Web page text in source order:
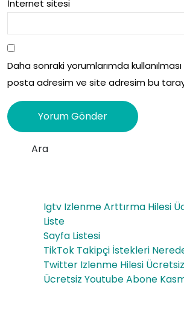
İnternet sitesi
Daha sonraki yorumlarımda
posta adresim ve site adresim bu
Ara
Igtv Izlenme Arttırma Hilesi
Liste
Sayfa Listesi
TikTok Takipçi İstekleri
Twitter Izlenme Hilesi Ücretsiz
Ücretsiz Youtube Abone